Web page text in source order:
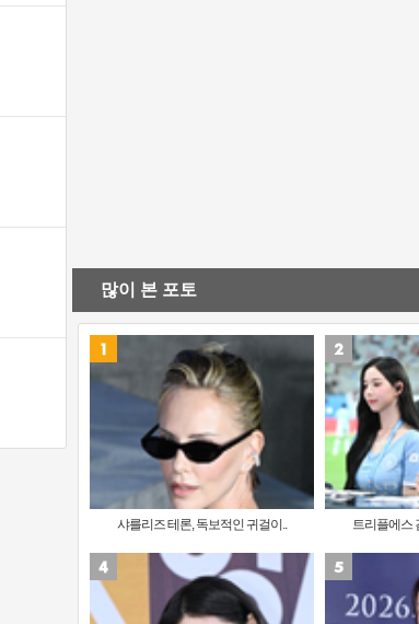
많이 본 포토
샤를리즈 테론, 독보적인 귀걸이.. 트리플에스